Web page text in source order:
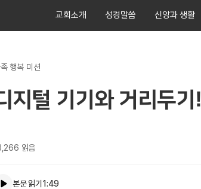
교회소개 성경말씀 신앙과 생활
행복 미션
지털 기기와 거리두기!
읽음
본문 읽기1:49